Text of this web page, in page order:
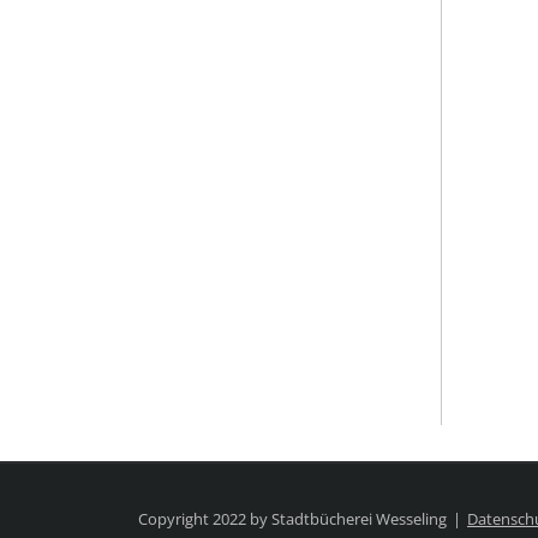
Copyright 2022 by Stadtbücherei Wesseling